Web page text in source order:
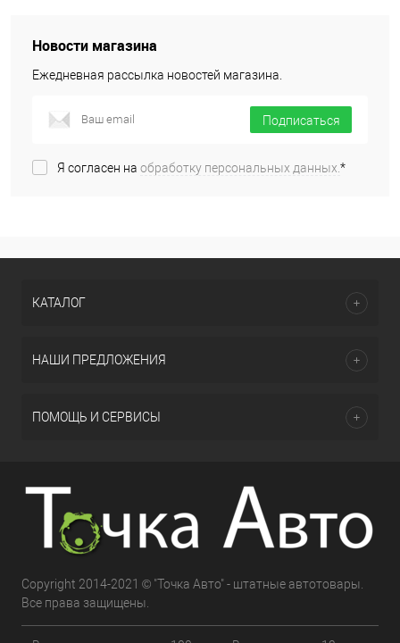
Новости магазина
Ежедневная рассылка новостей магазина.
Подписаться
Я согласен на обработку персональных данных.*
КАТАЛОГ
НАШИ ПРЕДЛОЖЕНИЯ
ПОМОЩЬ И СЕРВИСЫ
Copyright 2014-2021 © "Точка Авто" - штатные автотовары.
Все права защищены.